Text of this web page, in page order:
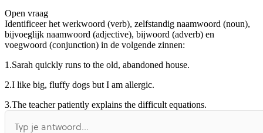
De uitleg gaat te langzaam
Afspelen werkte niet
Iets anders
Open vraag
Identificeer het werkwoord (verb), zelfstandig naamwoord (noun),
bijvoeglijk naamwoord (adjective), bijwoord (adverb) en
voegwoord (conjunction) in de volgende zinnen:
1.Sarah quickly runs to the old, abandoned house.
2.I like big, fluffy dogs but I am allergic.
3.The teacher patiently explains the difficult equations.